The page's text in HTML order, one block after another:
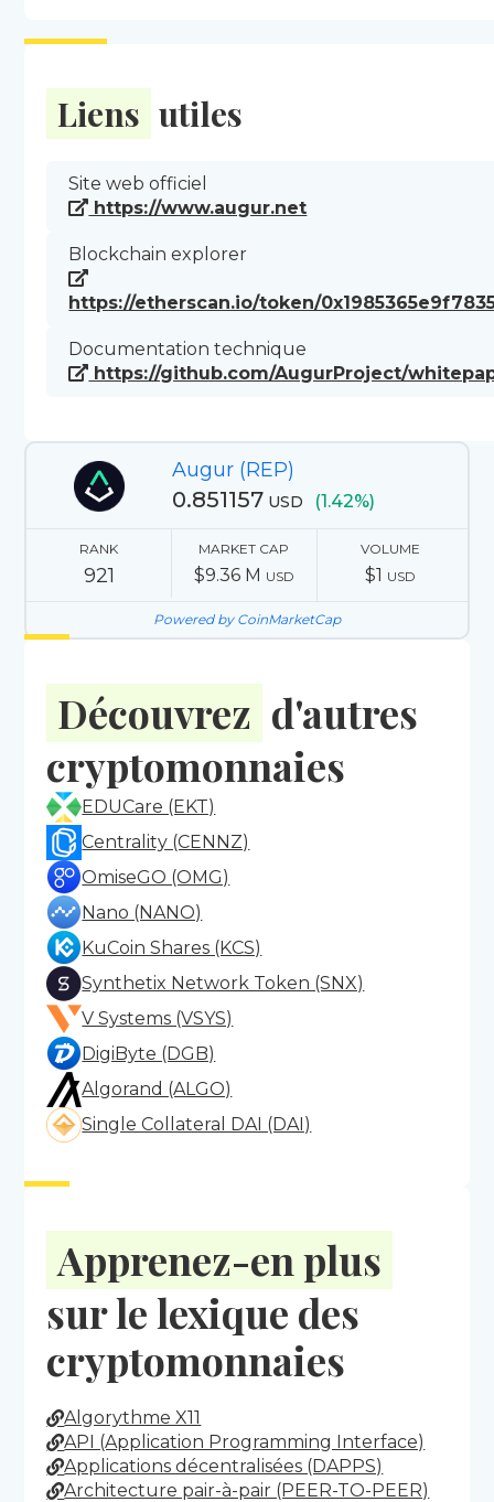
Liens utiles
Site web officiel
https://www.augur.net
Blockchain explorer
https://etherscan.io/token/
Documentation technique
https://github.com/AugurProject/
Augur (REP)
0.851157 USD (1.42%)
RANK
921
MARKET CAP
$9.36 M USD
VOLUME
$1 USD
Powered by CoinMarketCap
Découvrez d'autres
cryptomonnaies
EDUCare (EKT)
Centrality (CENNZ)
OmiseGO (OMG)
Nano (NANO)
KuCoin Shares (KCS)
Synthetix Network Token (SNX)
V Systems (VSYS)
DigiByte (DGB)
Algorand (ALGO)
Single Collateral DAI (DAI)
Apprenez-en plus
sur le lexique des
cryptomonnaies
Algorythme X11
API (Application Programming Interface)
Applications décentralisées (DAPPS)
Architecture pair-à-pair (PEER-TO-PEER)